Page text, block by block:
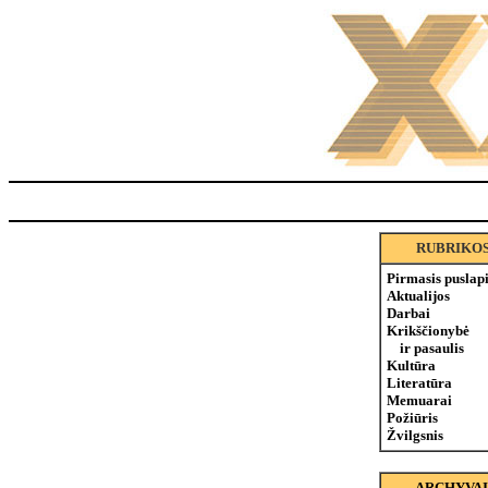
Pirmasis
Aktualijos
Darbai
Krikščionybė
ir pasaulis
Kultūra
Literatūra
Memuarai
Požiūris
Žvilgsnis